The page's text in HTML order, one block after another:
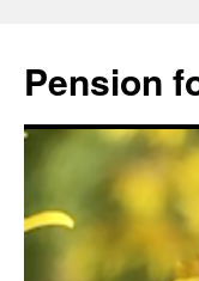
indhold
Pension